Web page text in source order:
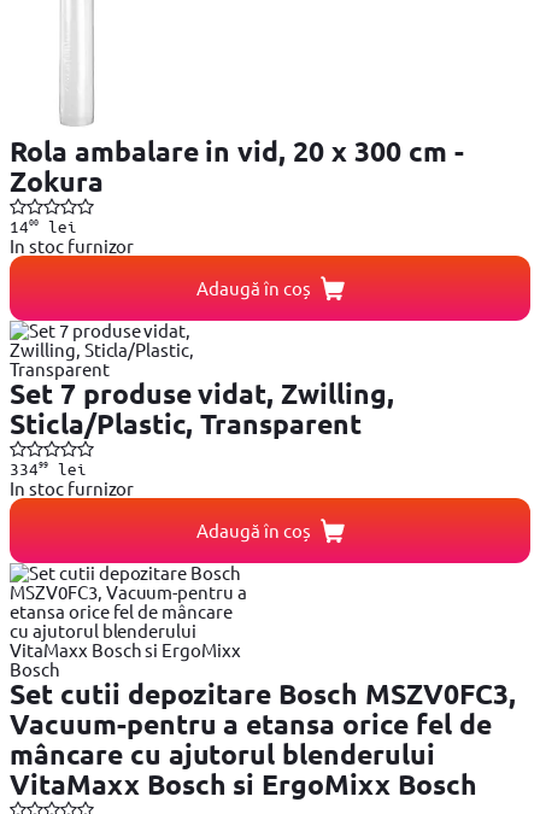
Rola ambalare in vid, 20 x 300 cm -
Zokura
1400lei
In stoc furnizor
Adaugă în coș
Set 7 produse vidat, Zwilling,
Sticla/Plastic, Transparent
33499lei
In stoc furnizor
Adaugă în coș
Set cutii depozitare Bosch MSZV0FC3,
Vacuum-pentru a etansa orice fel de
mâncare cu ajutorul blenderului
VitaMaxx Bosch si ErgoMixx Bosch